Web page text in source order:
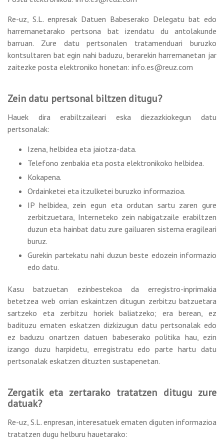
Re-uz, S.L. enpresak Datuen Babeserako Delegatu bat edo
harremanetarako pertsona bat izendatu du antolakunde
barruan. Zure datu pertsonalen tratamenduari buruzko
kontsultaren bat egin nahi baduzu, berarekin harremanetan jar
zaitezke posta elektroniko honetan: info.es@reuz.com
Zein datu pertsonal biltzen ditugu?
Hauek dira erabiltzaileari eska diezazkiokegun datu
pertsonalak:
Izena, helbidea eta jaiotza-data.
Telefono zenbakia eta posta elektronikoko helbidea.
Kokapena.
Ordainketei eta itzulketei buruzko informazioa.
IP helbidea, zein egun eta ordutan sartu zaren gure
zerbitzuetara, Interneteko zein nabigatzaile erabiltzen
duzun eta hainbat datu zure gailuaren sistema eragileari
buruz.
Gurekin partekatu nahi duzun beste edozein informazio
edo datu.
Kasu batzuetan ezinbestekoa da erregistro-inprimakia
betetzea web orrian eskaintzen ditugun zerbitzu batzuetara
sartzeko eta zerbitzu horiek baliatzeko; era berean, ez
badituzu ematen eskatzen dizkizugun datu pertsonalak edo
ez baduzu onartzen datuen babeserako politika hau, ezin
izango duzu harpidetu, erregistratu edo parte hartu datu
pertsonalak eskatzen dituzten sustapenetan.
Zergatik eta zertarako tratatzen ditugu zure
datuak?
Re-uz, S.L. enpresan, interesatuek ematen diguten informazioa
tratatzen dugu helburu hauetarako: